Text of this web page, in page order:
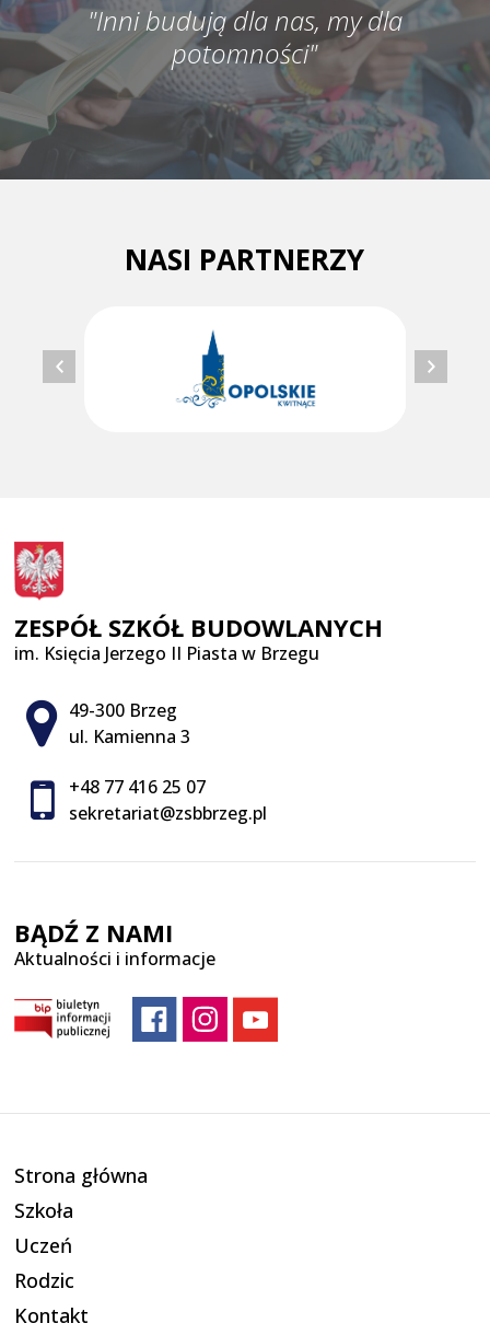
"Inni budują dla nas, my dla
potomności"
NASI PARTNERZY
ZESPÓŁ SZKÓŁ BUDOWLANYCH
im. Księcia Jerzego II Piasta w Brzegu
Adres pocztowy:
49-300 Brzeg
ul. Kamienna 3
+48 77 416 25 07
sekretariat@zsbbrzeg.pl
BĄDŹ Z NAMI
Aktualności i informacje
Strona główna
Szkoła
Uczeń
Rodzic
Kontakt